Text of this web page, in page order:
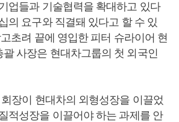
업들과 기술협력을 확대하고 있다
의 요구와 직결돼 있다고 할 수 있
초려 끝에 영입한 피터 슈라이어 현
사장은 현대차그룹의 첫 외국인
장이 현대차의 외형성장을 이끌었
적성장을 이끌어야 하는 과제를 안